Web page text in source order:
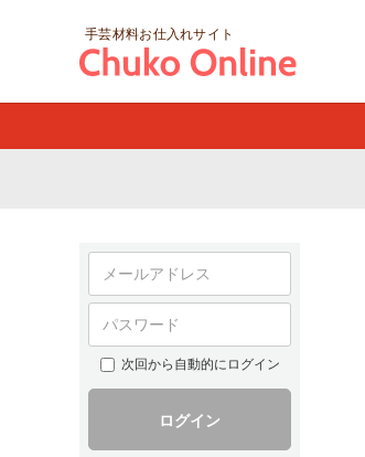
手芸材料お仕入れサイト
次回から自動的にログイン
ログイン